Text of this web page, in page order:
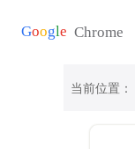
当前位置：